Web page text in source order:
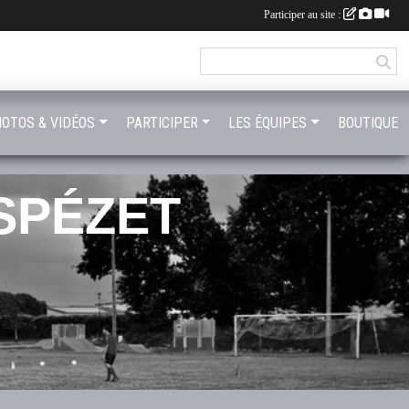
& VIDÉOS PARTICIPER LES ÉQUIPES BOUTIQUE
Participer au site :